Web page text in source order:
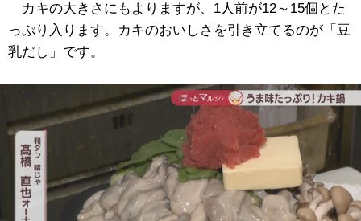
カキの大きさにもよりますが、1人前が12～15個とた
っぷり入ります。カキのおいしさを引き立てるのが「豆
乳だし」です。